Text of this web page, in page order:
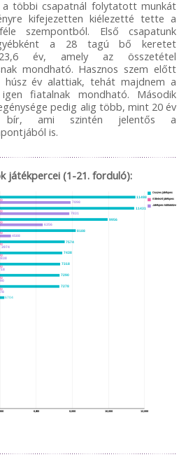
többi csapatnál folytatott munkát
kifejezetten kiélezetté tette a
szempontból. Első csapatunk
a 28 tagú bő keretet
év, amely az összetétel
mondható. Hasznos szem előtt
húsz év alattiak, tehát majdnem a
fiatalnak mondható. Második
pedig alig több, mint 20 év
bír, ami szintén jelentős a
is.
játékpercei (1-21. forduló):
11498
11431
9956
8188
7574
7438
7318
7290
7278
7898
7831
6356
4588
3974
6,000 8,000 10,000 12,000
Összes játékperc
Kötelező játékperc
Játékperc különbözet